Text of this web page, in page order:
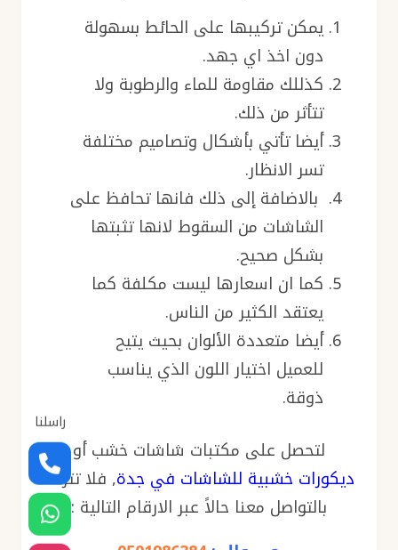
يمكن تركيبها على الحائط بسهولة
دون اخذ اي جهد.
كذللك مقاومة للماء والرطوبة ولا
تتأثر من ذلك.
أيضا تأتي بأشكال وتصاميم مختلفة
تسر الانظار.
بالاضافة إلى ذلك فانها تحافظ على
الشاشات من السقوط لانها تثبتها
بشكل صحيح.
كما ان اسعارها ليست مكلفة كما
يعتقد الكثير من الناس.
أيضا متعددة الألوان بحيث يتيح
للعميل اختيار اللون الذي يناسب
ذوقة.
لتحصل على مكتبات شاشات خشب أو
ديكورات خشبية للشاشات في جدة, فلا تتردد
بالتواصل معنا حالاً عبر الارقام التالية :
راسلنا